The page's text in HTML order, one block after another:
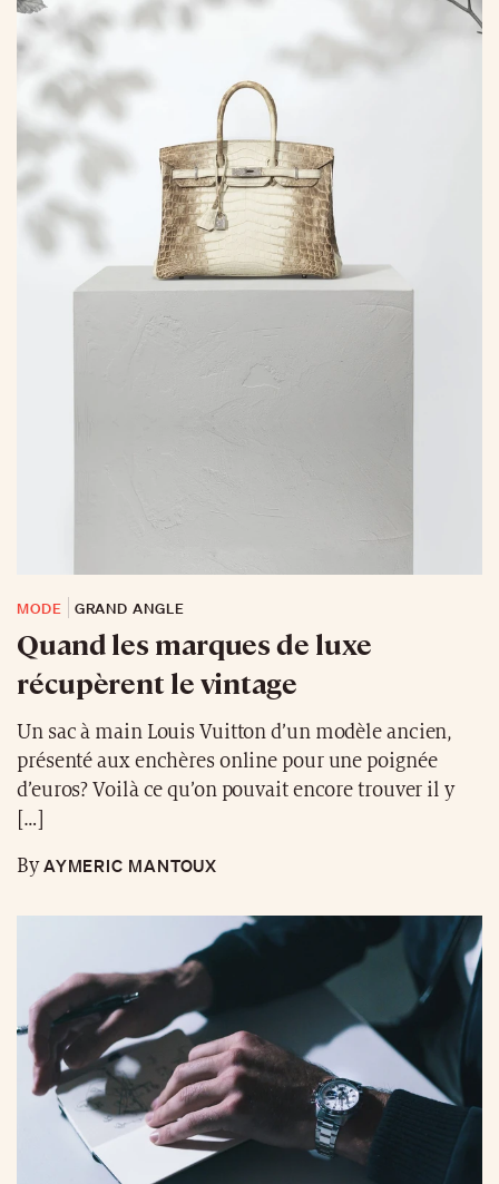
MODE GRAND ANGLE
Quand les marques de luxe
récupèrent le vintage
Un sac à main Louis Vuitton d’un modèle ancien,
présenté aux enchères online pour une poignée
d’euros? Voilà ce qu’on pouvait encore trouver il y
[…]
ByAYMERIC MANTOUX